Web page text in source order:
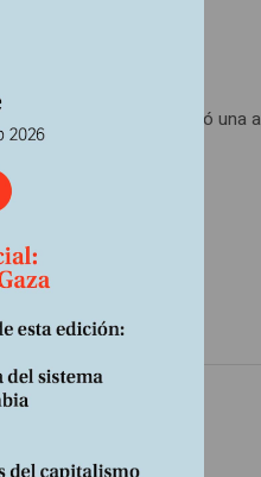
Islámica les proporcionó una